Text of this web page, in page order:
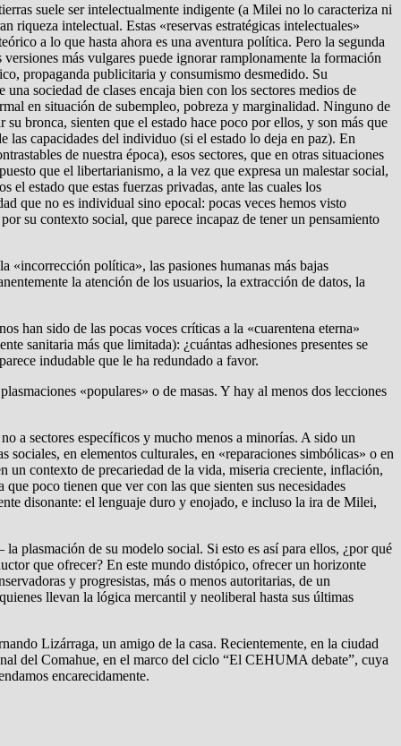
suele ser intelectualmente indigente (a Milei no lo caracteriza ni
riqueza intelectual. Estas «reservas estratégicas intelectuales»
a lo que hasta ahora es una aventura política. Pero la segunda
más vulgares puede ignorar ramplonamente la formación
propaganda publicitaria y consumismo desmedido. Su
sociedad de clases encaja bien con los sectores medios de
en situación de subempleo, pobreza y marginalidad. Ninguno de
bronca, sienten que el estado hace poco por ellos, y son más que
las capacidades del individuo (si el estado lo deja en paz). En
de nuestra época), esos sectores, que en otras situaciones
que el libertarianismo, a la vez que expresa un malestar social,
estado que estas fuerzas privadas, ante las cuales los
que no es individual sino epocal: pocas veces hemos visto
su contexto social, que parece incapaz de tener un pensamiento
«incorrección política», las pasiones humanas más bajas
la atención de los usuarios, la extracción de datos, la
han sido de las pocas voces críticas a la «cuarentena eterna»
sanitaria más que limitada): ¿cuántas adhesiones presentes se
indudable que le ha redundado a favor.
«populares» o de masas. Y hay al menos dos lecciones
a sectores específicos y mucho menos a minorías. A sido un
en elementos culturales, en «reparaciones simbólicas» o en
un contexto de precariedad de la vida, miseria creciente, inflación,
poco tienen que ver con las que sienten sus necesidades
disonante: el lenguaje duro y enojado, e incluso la ira de Milei,
plasmación de su modelo social. Si esto es así para ellos, ¿por qué
que ofrecer? En este mundo distópico, ofrecer un horizonte
y progresistas, más o menos autoritarias, de un
llevan la lógica mercantil y neoliberal hasta sus últimas
Lizárraga, un amigo de la casa. Recientemente, en la ciudad
del Comahue, en el marco del ciclo “El CEHUMA debate”, cuya
encarecidamente.